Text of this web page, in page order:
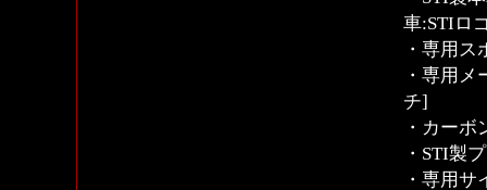
車:STIロ
・専用
・専用
チ]
・カー
・STI製
・専用